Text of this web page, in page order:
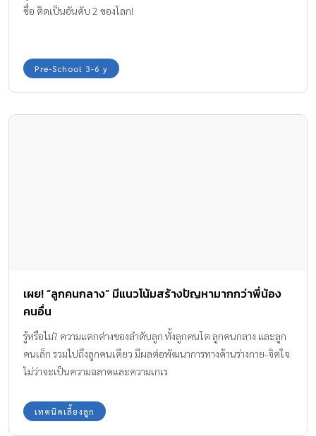
ชื่อ ติดเป็นอันดับ 2 ของโลก!
Pre-School 3-6 y
เผย! “ลูกคนกลาง” มีแนวโน้มสร้างปัญหามากกว่าพี่น้อง
คนอื่น
รู้หรือไม่? ความแตกต่างของลำดับลูก ทั้งลูกคนโต ลูกคนกลาง และลูก
คนเล็ก รวมไปถึงลูกคนเดียว มีผลต่อพัฒนาการทางด้านร่างกาย-จิตใจ
ไม่ว่าจะเป็นความฉลาดและความเกเร
เทคนิคเลี้ยงลูก